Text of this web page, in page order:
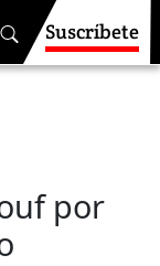
Suscríbete
por